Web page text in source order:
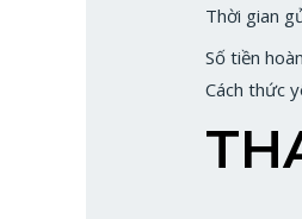
Thời gian
Số tiền
Cách thức